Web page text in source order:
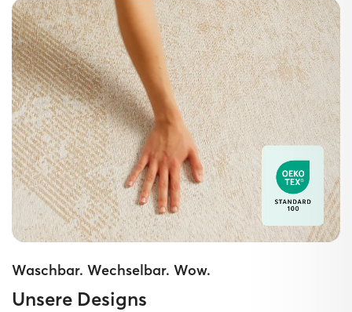
Waschbar. Wechselbar. Wow.
Unsere Designs